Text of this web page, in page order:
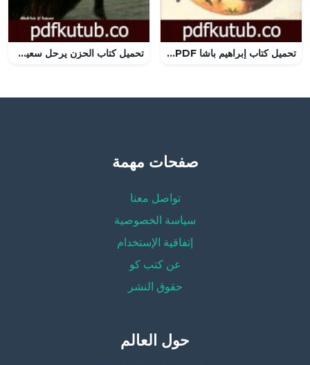
تحميل كتاب إبراهيم باشا PDF تأليف علي أحمد باكثير مجانا [كامل] تحميل كتاب الحزن يرحل سعيدًا PDF تأليف سماح حافظ مجانا [كامل]
صفحات مهمة
تواصل معنا
سياسة الخصوصية
إتفاقية الإستخدام
عن كتب كو
حقوق النشر
حول العالم